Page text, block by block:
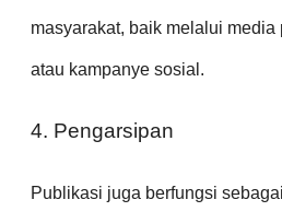
masyarakat, baik melalui media
atau kampanye sosial.
4. Pengarsipan
Publikasi juga berfungsi